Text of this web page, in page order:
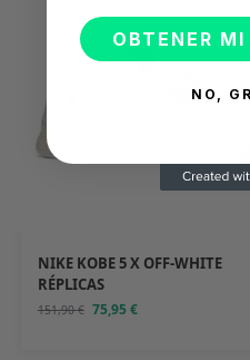
NIKE KOBE 5 X OFF-WHITE
RÉPLICAS
151,90€ 75,95€
OBTENER
NO,